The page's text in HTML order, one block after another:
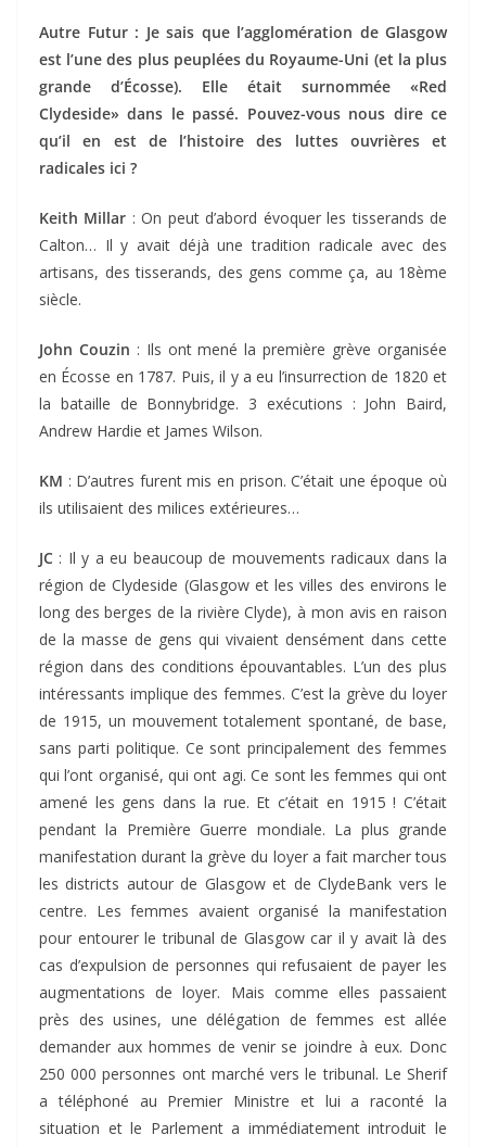
Autre Futur : Je sais que l’agglomération de Glasgow
est l’une des plus peuplées du Royaume-Uni (et la plus
grande d’Écosse). Elle était surnommée «Red
Clydeside» dans le passé. Pouvez-vous nous dire ce
qu’il en est de l’histoire des luttes ouvrières et
radicales ici ?
Keith Millar : On peut d’abord évoquer les tisserands de
Calton… Il y avait déjà une tradition radicale avec des
artisans, des tisserands, des gens comme ça, au 18ème
siècle.
John Couzin : Ils ont mené la première grève organisée
en Écosse en 1787. Puis, il y a eu l’insurrection de 1820 et
la bataille de Bonnybridge. 3 exécutions : John Baird,
Andrew Hardie et James Wilson.
KM : D’autres furent mis en prison. C’était une époque où
ils utilisaient des milices extérieures…
JC : Il y a eu beaucoup de mouvements radicaux dans la
région de Clydeside (Glasgow et les villes des environs le
long des berges de la rivière Clyde), à mon avis en raison
de la masse de gens qui vivaient densément dans cette
région dans des conditions épouvantables. L’un des plus
intéressants implique des femmes. C’est la grève du loyer
de 1915, un mouvement totalement spontané, de base,
sans parti politique. Ce sont principalement des femmes
qui l’ont organisé, qui ont agi. Ce sont les femmes qui ont
amené les gens dans la rue. Et c’était en 1915 ! C’était
pendant la Première Guerre mondiale. La plus grande
manifestation durant la grève du loyer a fait marcher tous
les districts autour de Glasgow et de ClydeBank vers le
centre. Les femmes avaient organisé la manifestation
pour entourer le tribunal de Glasgow car il y avait là des
cas d’expulsion de personnes qui refusaient de payer les
augmentations de loyer. Mais comme elles passaient
près des usines, une délégation de femmes est allée
demander aux hommes de venir se joindre à eux. Donc
250 000 personnes ont marché vers le tribunal. Le Sherif
a téléphoné au Premier Ministre et lui a raconté la
situation et le Parlement a immédiatement introduit le